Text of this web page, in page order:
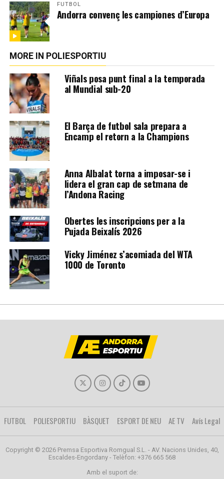
FUTBOL
Andorra convenç les campiones d’Europa
MORE IN POLIESPORTIU
Viñals posa punt final a la temporada
al Mundial sub-20
El Barça de futbol sala prepara a
Encamp el retorn a la Champions
Anna Albalat torna a imposar-se i
lidera el gran cap de setmana de
l’Andona Racing
Obertes les inscripcions per a la
Pujada Beixalís 2026
Vicky Jiménez s’acomiada del WTA
1000 de Toronto
FUTBOL POLIESPORTIU BÀSQUET ESPORT DE NEU AE TV Avís Legal
Copyright © 2026 Premsa Esportiva Romgual S.L. - AV. Nacions Unides, 40,
Escaldes-Engordany - Telèfon: +376 665 568
Amb el suport de: